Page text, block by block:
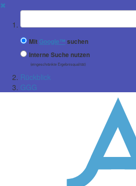
✖
Suchbegriff
Mit Google™ suchen
Interne Suche nutzen
(eingeschränkte Ergebnisqualität)
Rückblick
GGG